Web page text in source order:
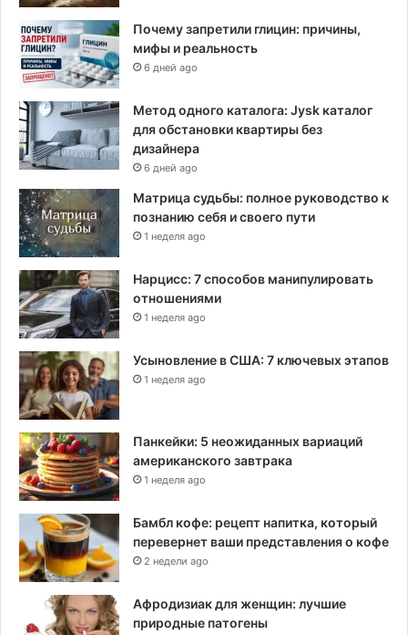
Почему запретили глицин: причины,
мифы и реальность
6 дней ago
Метод одного каталога: Jysk каталог
для обстановки квартиры без
дизайнера
6 дней ago
Матрица судьбы: полное руководство к
познанию себя и своего пути
1 неделя ago
Нарцисс: 7 способов манипулировать
отношениями
1 неделя ago
Усыновление в США: 7 ключевых этапов
1 неделя ago
Панкейки: 5 неожиданных вариаций
американского завтрака
1 неделя ago
Бамбл кофе: рецепт напитка, который
перевернет ваши представления о кофе
2 недели ago
Афродизиак для женщин: лучшие
природные патогены